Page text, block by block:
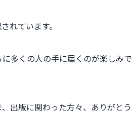
れています。
多くの人の手に届くのが楽しみで
出版に関わった方々、ありがとう